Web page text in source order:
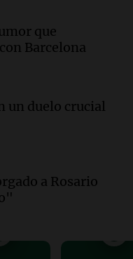
en
tras el
un hombre
que
Barcelona
un duelo crucial
a Rosario